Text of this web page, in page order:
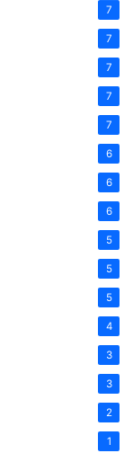
7
7
7
7
7
6
6
6
5
5
5
4
3
3
2
1